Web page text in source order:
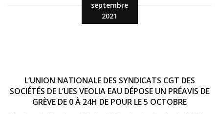
septembre
2021
L’UNION NATIONALE DES SYNDICATS CGT DES
SOCIÉTÉS DE L’UES VEOLIA EAU DÉPOSE UN PRÉAVIS DE
GRÈVE DE 0 À 24H DE POUR LE 5 OCTOBRE